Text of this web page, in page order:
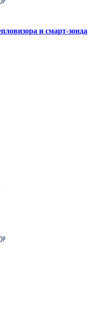
и смарт-зонда